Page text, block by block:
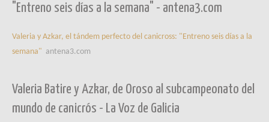
"Entreno seis días a la semana" - antena3.com
Valeria y Azkar, el tándem perfecto del canicross: "Entreno seis días a la
semana" antena3.com
Valeria Batire y Azkar, de Oroso al subcampeonato del
mundo de canicrós - La Voz de Galicia